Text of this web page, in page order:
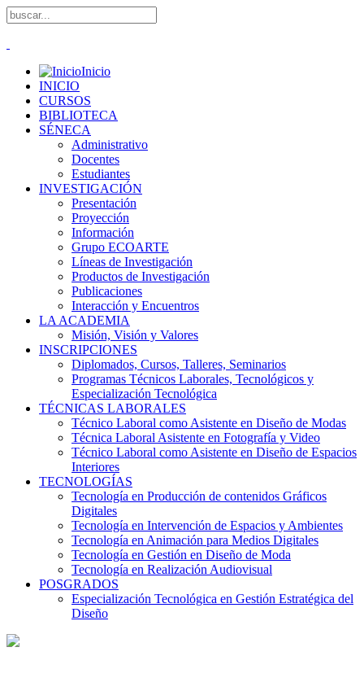
Inicio
INICIO
CURSOS
BIBLIOTECA
SÉNECA
Administrativo
Docentes
Estudiantes
INVESTIGACIÓN
Presentación
Proyección
Información
Grupo ECOARTE
Líneas de Investigación
Productos de Investigación
Publicaciones
Interacción y Encuentros
LA ACADEMIA
Misión, Visión y Valores
INSCRIPCIONES
Diplomados, Cursos, Talleres, Seminarios
Programas Técnicos Laborales, Tecnológicos y
Especialización Tecnológica
TÉCNICAS LABORALES
Técnico Laboral como Asistente en Diseño de Modas
Técnica Laboral Asistente en Fotografía y Video
Técnico Laboral como Asistente en Diseño de Espacios
Interiores
TECNOLOGÍAS
Tecnología en Producción de contenidos Gráficos
Digitales
Tecnología en Intervención de Espacios y Ambientes
Tecnología en Animación para Medios Digitales
Tecnología en Gestión en Diseño de Moda
Tecnología en Realización Audiovisual
POSGRADOS
Especialización Tecnológica en Gestión Estratégica del
Diseño